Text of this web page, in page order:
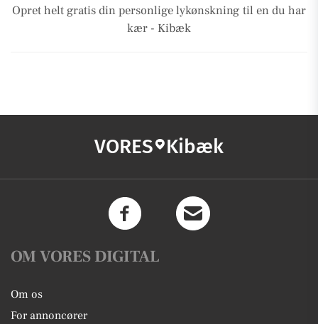
Opret helt gratis din personlige lykønskning til en du har
kær - Kibæk
VORES Kibæk
OM VORES DIGITAL
Om os
For annoncører